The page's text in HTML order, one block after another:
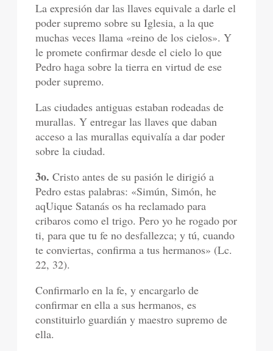
La expresión dar las llaves equivale a darle el
poder supremo sobre su Iglesia, a la que
muchas veces llama «reino de los cielos». Y
le promete confirmar desde el cielo lo que
Pedro haga sobre la tierra en virtud de ese
poder supremo.
Las ciudades antiguas estaban rodeadas de
murallas. Y entregar las llaves que daban
acceso a las murallas equivalía a dar poder
sobre la ciudad.
3o.Cristo antes de su pasión le dirigió a
Pedro estas palabras: «Simún, Simón, he
aqUique Satanás os ha reclamado para
cribaros como el trigo. Pero yo he rogado por
ti, para que tu fe no desfallezca; y tú, cuando
te conviertas, confirma a tus hermanos» (Lc.
22, 32).
Confirmarlo en la fe, y encargarlo de
confirmar en ella a sus hermanos, es
constituirlo guardián y maestro supremo de
ella.